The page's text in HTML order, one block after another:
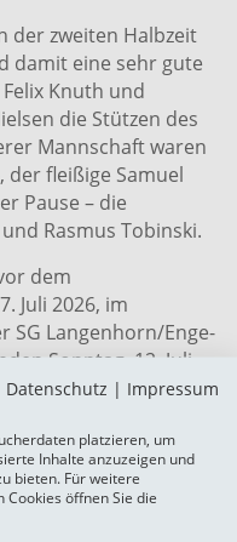
der zweiten Halbzeit
damit eine sehr gute
Knuth und
die Stützen des
Mannschaft waren
der fleißige Samuel
Pause – die
Rasmus Tobinski.
dem
Juli 2026, im
SG Langenhorn/Enge-
Sonntag , 12. Juli
IF aus der ersten
werden. Aus
wissen wir, dass da
die enorm
warten wird.
Datenschutz | Impressum
platzieren, um
Inhalte anzuzeigen und
bieten. Für weitere
öffnen Sie die